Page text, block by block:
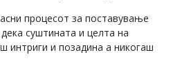
процесот за поставување
суштината и целта на
интриги и позадина а никогаш